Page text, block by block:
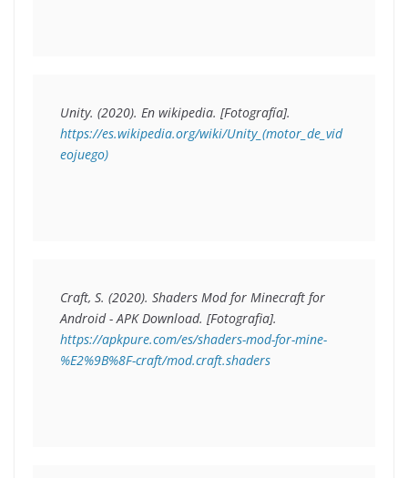
Unity. (2020). En wikipedia.
https://es.wikipedia.org/wiki/Unity_(motor_de_vid
eojuego)
Craft, S. (2020). Shaders Mod for Minecraft for
Android - APK Download.
https://apkpure.com/es/shaders-mod-for-mine-
%E2%9B%8F-craft/mod.craft.shaders